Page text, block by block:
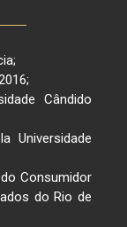
Cândido
Universidade
Consumidor
do Rio de